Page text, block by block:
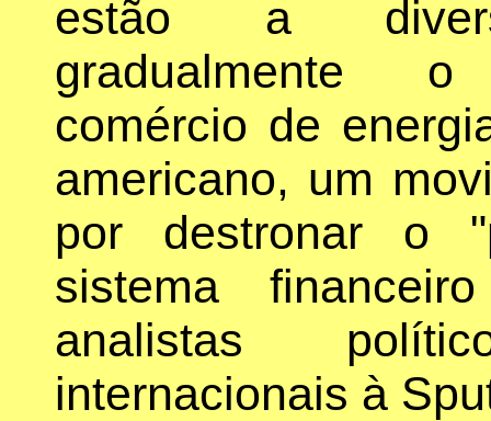
estão a
gradualmente
comércio de
americano, um
por destronar o
sistema
analistas
internacionais à